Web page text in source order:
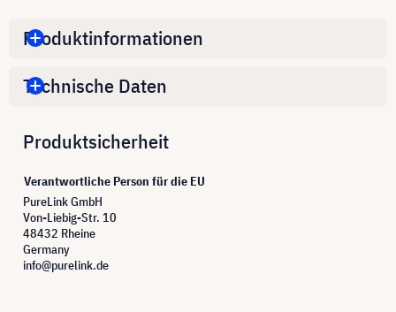
Produktinformationen
Technische Daten
Produktsicherheit
Verantwortliche Person für die EU
PureLink GmbH
Von-Liebig-Str. 10
48432 Rheine
Germany
info@purelink.de